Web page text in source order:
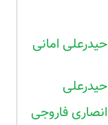
حیدرعلی امانی
حیدرعلی
انصاری فاروجی